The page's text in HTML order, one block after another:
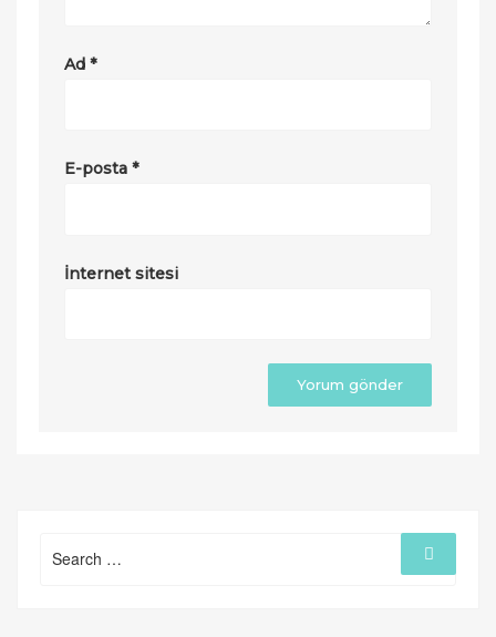
Ad *
E-posta *
İnternet sitesi
for:
Search